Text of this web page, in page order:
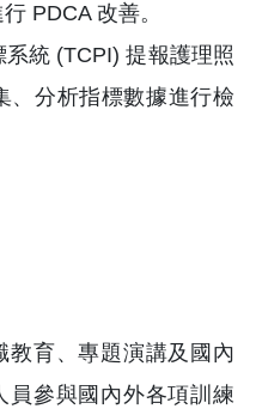
PDCA 改善。
統 (TCPI) 提報護理照
、分析指標數據進行檢
教育、專題演講及國內
員參與國內外各項訓練